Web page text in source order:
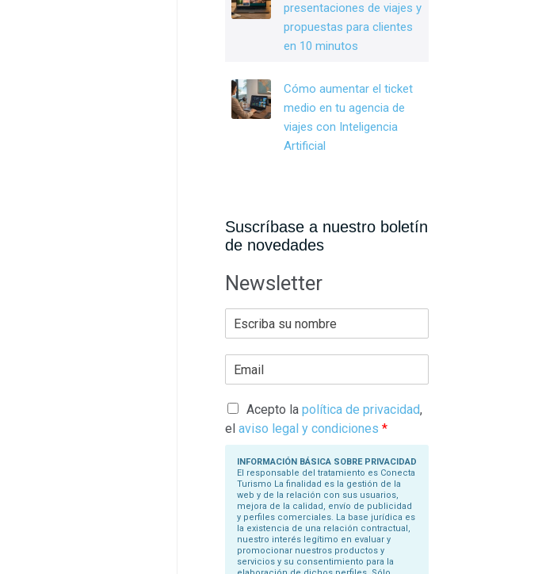
presentaciones de viajes y
propuestas para clientes
en 10 minutos
Cómo aumentar el ticket
medio en tu agencia de
viajes con Inteligencia
Artificial
Suscríbase a nuestro boletín
de novedades
Newsletter
c
a
u
o
m
a
Acepto la política de privacidad,
el aviso legal y condiciones *
INFORMACIÓN BÁSICA SOBRE PRIVACIDAD
El responsable del tratamiento es Conecta
Turismo La finalidad es la gestión de la
web y de la relación con sus usuarios,
mejora de la calidad, envío de publicidad
y perfiles comerciales. La base jurídica es
la existencia de una relación contractual,
nuestro interés legítimo en evaluar y
promocionar nuestros productos y
servicios y su consentimiento para la